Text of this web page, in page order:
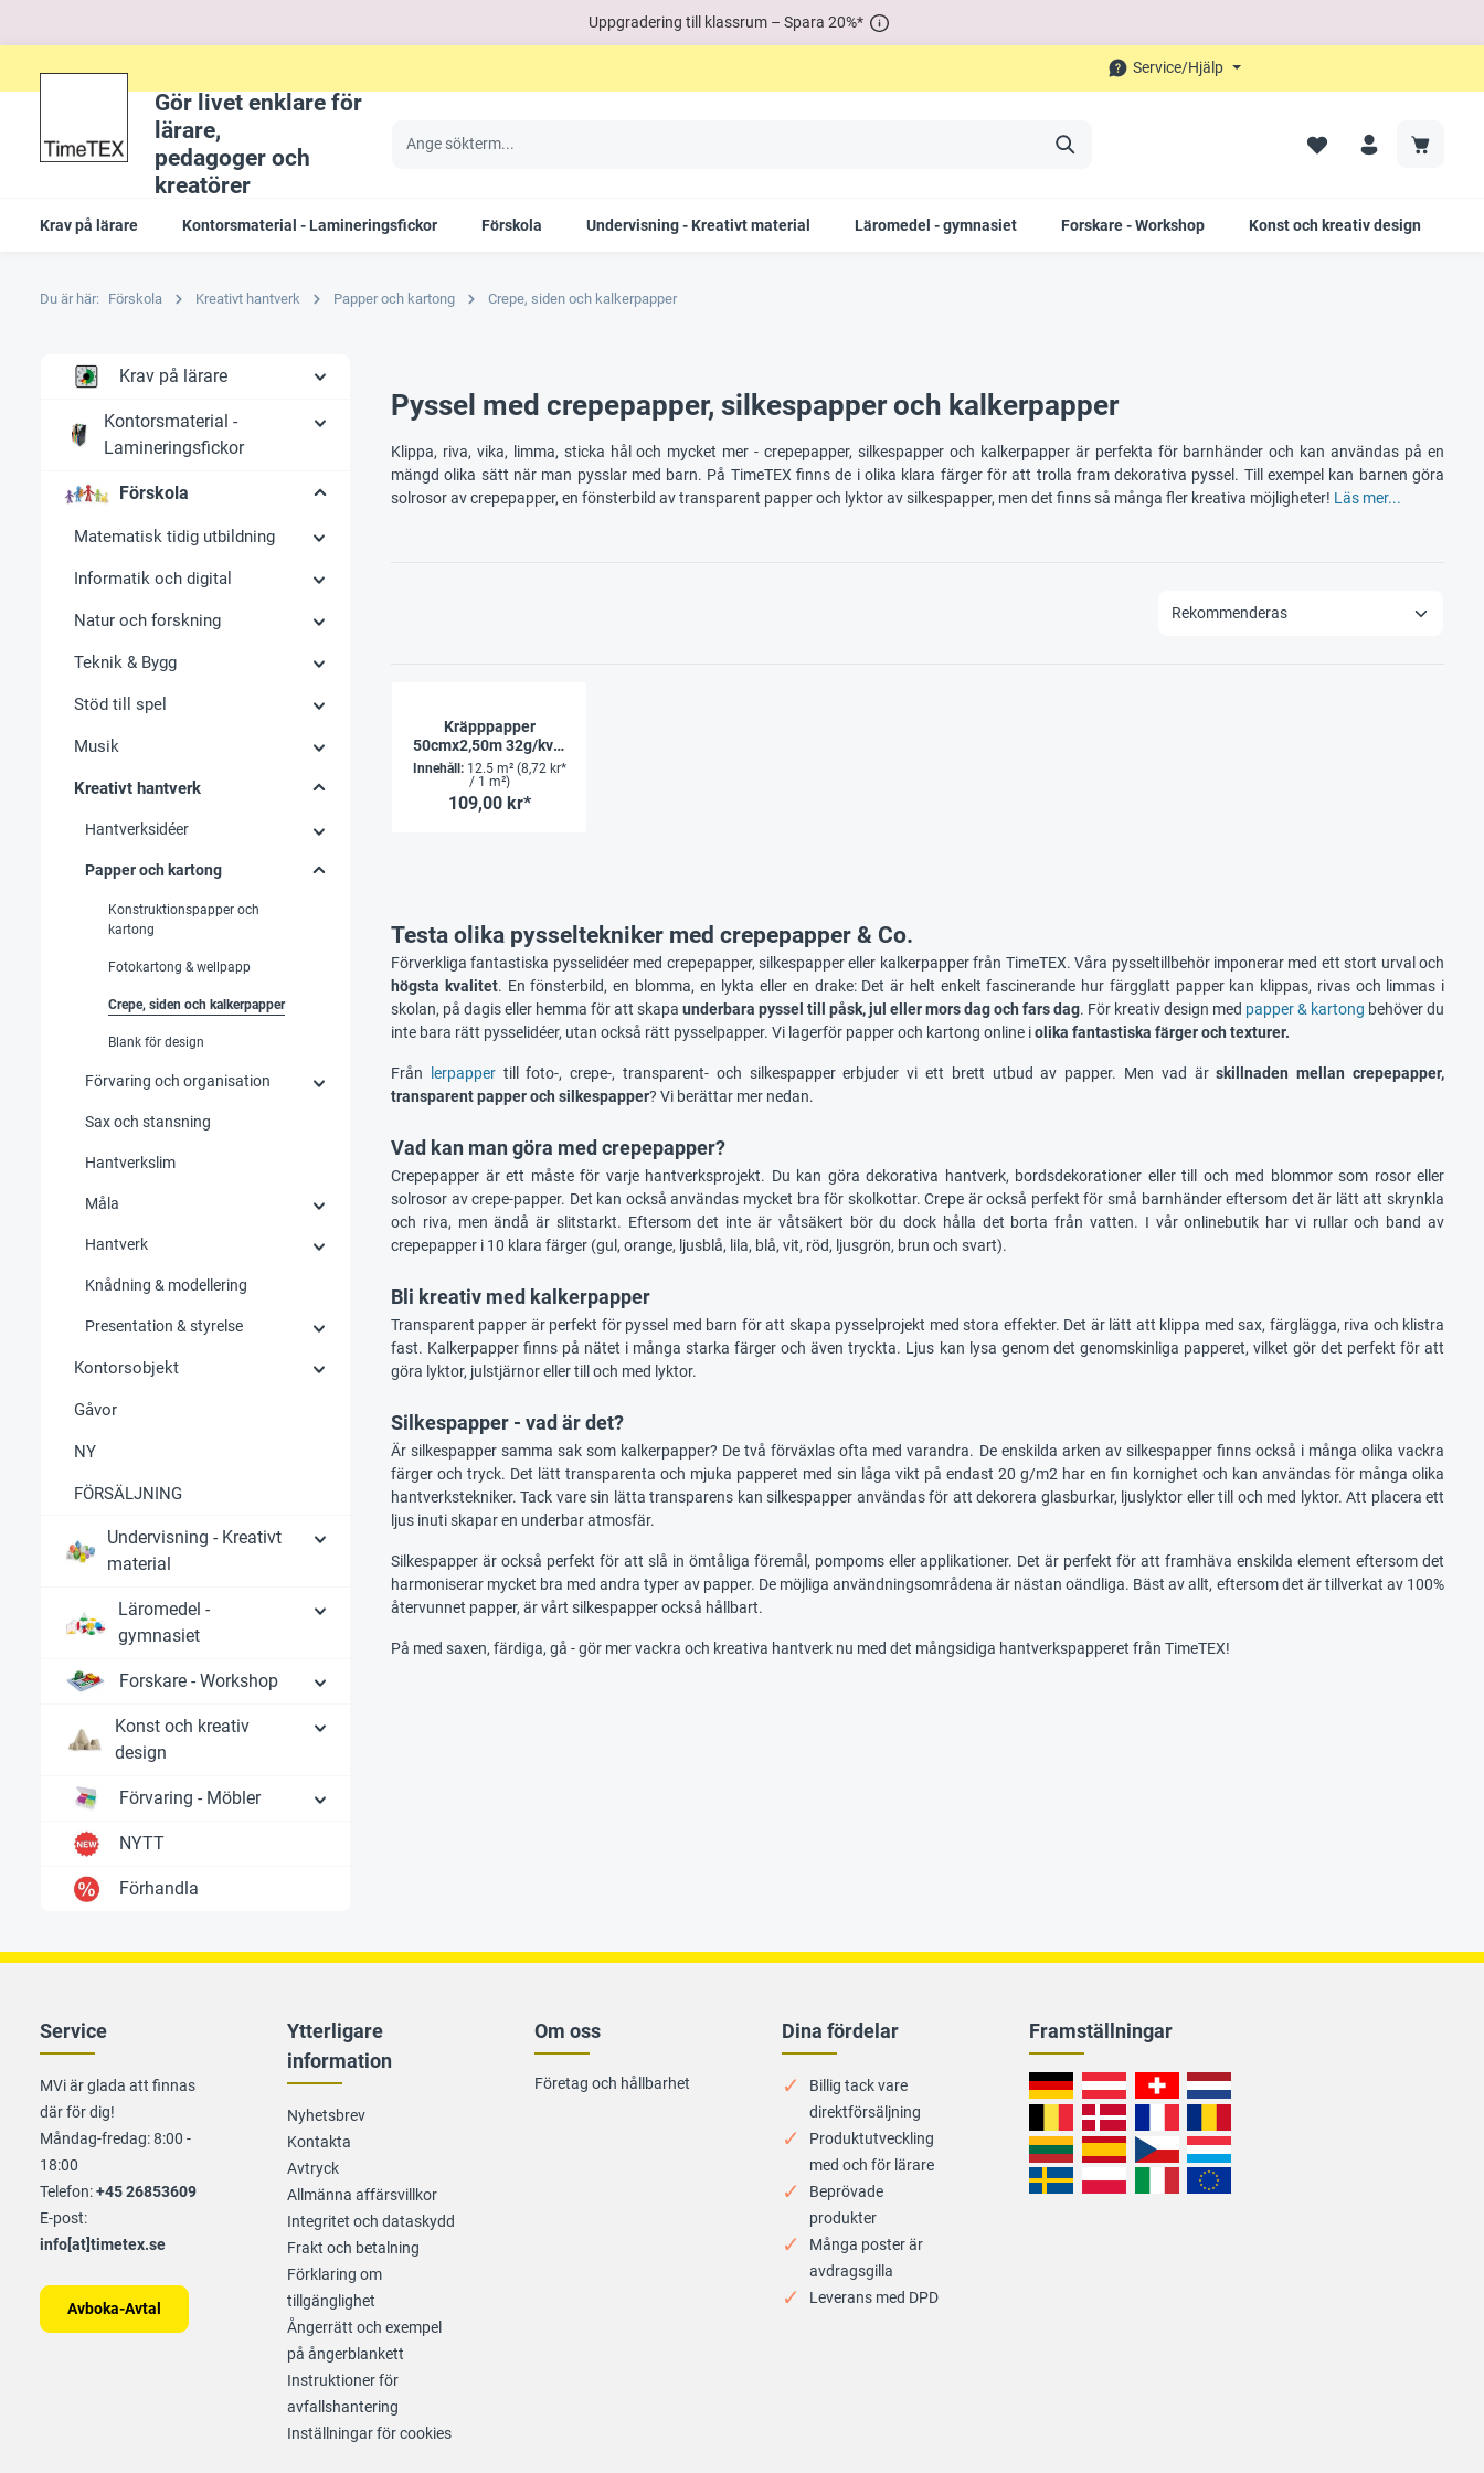
Uppgradering till klassrum – Spara 20%*
Service/Hjälp
Gör livet enklare för
lärare,
pedagoger och
kreatörer
Krav på lärare Kontorsmaterial - Lamineringsfickor Förskola Undervisning - Kreativt material Läromedel - gymnasiet Forskare - Workshop Konst och kreativ design
Du är här: Förskola Kreativt hantverk Papper och kartong Crepe, siden och kalkerpapper
Krav på lärare
Kontorsmaterial -
Lamineringsfickor
Förskola
Matematisk tidig utbildning
Informatik och digital
Natur och forskning
Teknik & Bygg
Stöd till spel
Musik
Kreativt hantverk
Hantverksidéer
Papper och kartong
Konstruktionspapper och
kartong
Fotokartong & wellpapp
Crepe, siden och kalkerpapper
Blank för design
Förvaring och organisation
Sax och stansning
Hantverkslim
Måla
Hantverk
Knådning & modellering
Presentation & styrelse
Kontorsobjekt
Gåvor
NY
FÖRSÄLJNING
Undervisning - Kreativt
material
Läromedel -
gymnasiet
Forskare - Workshop
Konst och kreativ
design
Förvaring - Möbler
NYTT
Förhandla
Pyssel med crepepapper, silkespapper och kalkerpapper
Klippa, riva, vika, limma, sticka hål och mycket mer - crepepapper, silkespapper och kalkerpapper är perfekta för barnhänder och kan användas på en
mängd olika sätt när man pysslar med barn. På TimeTEX finns de i olika klara färger för att trolla fram dekorativa pyssel. Till exempel kan barnen göra
solrosor av crepepapper, en fönsterbild av transparent papper och lyktor av silkespapper, men det finns så många fler kreativa möjligheter! Läs mer...
Kräpppapper
50cmx2,50m 32g/kvm
rulle
Innehåll: 12.5 m² (8,72 kr*
/ 1 m²)
109,00 kr*
Testa olika pysseltekniker med crepepapper & Co.
Förverkliga fantastiska pysselidéer med crepepapper, silkespapper eller kalkerpapper från TimeTEX. Våra pysseltillbehör imponerar med ett stort urval och
högsta kvalitet. En fönsterbild, en blomma, en lykta eller en drake: Det är helt enkelt fascinerande hur färgglatt papper kan klippas, rivas och limmas i
skolan, på dagis eller hemma för att skapa underbara pyssel till påsk, jul eller mors dag och fars dag. För kreativ design med papper & kartong behöver du
inte bara rätt pysselidéer, utan också rätt pysselpapper. Vi lagerför papper och kartong online iolika fantastiska färger och texturer.
Från lerpappertill foto-, crepe-, transparent- och silkespapper erbjuder vi ett brett utbud av papper. Men vad ärskillnaden mellan crepepapper,
transparent papper och silkespapper? Vi berättar mer nedan.
Vad kan man göra med crepepapper?
Crepepapper är ett måste för varje hantverksprojekt. Du kan göra dekorativa hantverk, bordsdekorationer eller till och med blommor som rosor eller
solrosor av crepe-papper. Det kan också användas mycket bra för skolkottar. Crepe är också perfekt för små barnhänder eftersom det är lätt att skrynkla
och riva, men ändå är slitstarkt. Eftersom det inte är våtsäkert bör du dock hålla det borta från vatten. I vår onlinebutik har vi rullar och band av
crepepapper i 10 klara färger (gul, orange, ljusblå, lila, blå, vit, röd, ljusgrön, brun och svart).
Bli kreativ med kalkerpapper
Transparent papper är perfekt för pyssel med barn för att skapa pysselprojekt med stora effekter. Det är lätt att klippa med sax, färglägga, riva och klistra
fast. Kalkerpapper finns på nätet i många starka färger och även tryckta. Ljus kan lysa genom det genomskinliga papperet, vilket gör det perfekt för att
göra lyktor, julstjärnor eller till och med lyktor.
Silkespapper - vad är det?
Är silkespapper samma sak som kalkerpapper? De två förväxlas ofta med varandra. De enskilda arken av silkespapper finns också i många olika vackra
färger och tryck. Det lätt transparenta och mjuka papperet med sin låga vikt på endast 20 g/m2 har en fin kornighet och kan användas för många olika
hantverkstekniker. Tack vare sin lätta transparens kan silkespapper användas för att dekorera glasburkar, ljuslyktor eller till och med lyktor. Att placera ett
ljus inuti skapar en underbar atmosfär.
Silkespapper är också perfekt för att slå in ömtåliga föremål, pompoms eller applikationer. Det är perfekt för att framhäva enskilda element eftersom det
harmoniserar mycket bra med andra typer av papper. De möjliga användningsområdena är nästan oändliga. Bäst av allt, eftersom det är tillverkat av 100%
återvunnet papper, är vårt silkespapper också hållbart.
På med saxen, färdiga, gå - gör mer vackra och kreativa hantverk nu med det mångsidiga hantverkspapperet från TimeTEX!
Dina fördelar
Billig tack vare
direktförsäljning
Produktutveckling
med och för lärare
Beprövade
produkter
Många poster är
avdragsgilla
Leverans med DPD
Framställningar
Om oss
Företag och hållbarhet
Service
MVi är glada att finnas
där för dig!
Måndag-fredag: 8:00 -
18:00
Telefon:+45 26853609
E-post:
info[at]timetex.se
Avboka-Avtal
Ytterligare
information
Nyhetsbrev
Kontakta
Avtryck
Allmänna affärsvillkor
Integritet och dataskydd
Frakt och betalning
Förklaring om
tillgänglighet
Ångerrätt och exempel
på ångerblankett
Instruktioner för
avfallshantering
Inställningar för cookies